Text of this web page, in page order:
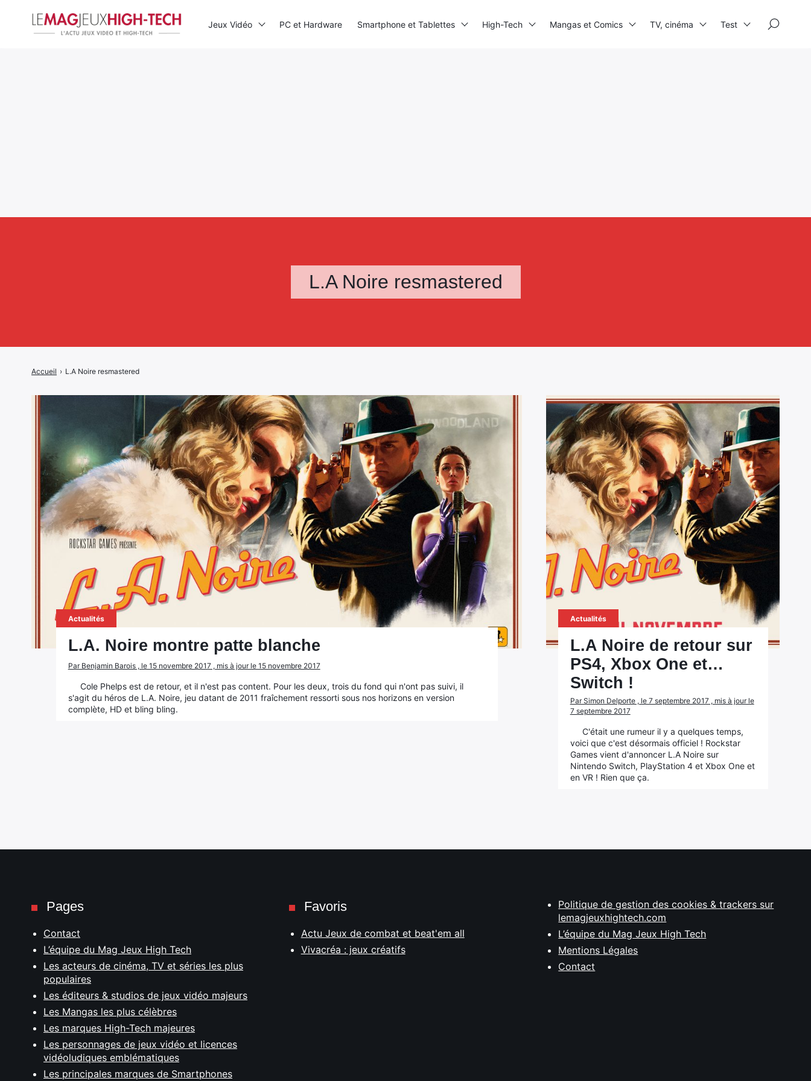
L.A Noire resmastered
Accueil › L.A Noire resmastered
Actualités
L.A. Noire montre patte blanche
Par Benjamin Barois , le 15 novembre 2017 , mis à jour le 15 novembre 2017
Cole Phelps est de retour, et il n'est pas content. Pour les deux, trois du fond qui n'ont pas suivi, il
s'agit du héros de L.A. Noire, jeu datant de 2011 fraîchement ressorti sous nos horizons en version
complète, HD et bling bling.
Actualités
L.A Noire de retour sur
PS4, Xbox One et…
Switch !
Par Simon Delporte , le 7 septembre 2017 , mis à jour le
7 septembre 2017
C'était une rumeur il y a quelques temps,
voici que c'est désormais officiel ! Rockstar
Games vient d'annoncer L.A Noire sur
Nintendo Switch, PlayStation 4 et Xbox One et
en VR ! Rien que ça.
Jeux Vidéo PC et Hardware Smartphone et Tablettes High-Tech Mangas et Comics TV, cinéma Test
Pages
Contact
L’équipe du Mag Jeux High Tech
Les acteurs de cinéma, TV et séries les plus
populaires
Les éditeurs & studios de jeux vidéo majeurs
Les Mangas les plus célèbres
Les marques High-Tech majeures
Les personnages de jeux vidéo et licences
vidéoludiques emblématiques
Les principales marques de Smartphones
Favoris
Actu Jeux de combat et beat'em all
Vivacréa : jeux créatifs
Politique de gestion des cookies & trackers sur
lemagjeuxhightech.com
L’équipe du Mag Jeux High Tech
Mentions Légales
Contact